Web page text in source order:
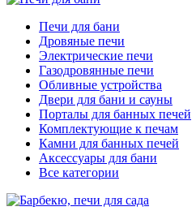
Печи для бани
Дровяные печи
Электрические печи
Газодровянные печи
Обливные устройства
Двери для бани и сауны
Порталы для банных печей
Комплектующие к печам
Камни для банных печей
Аксессуары для бани
Все категории